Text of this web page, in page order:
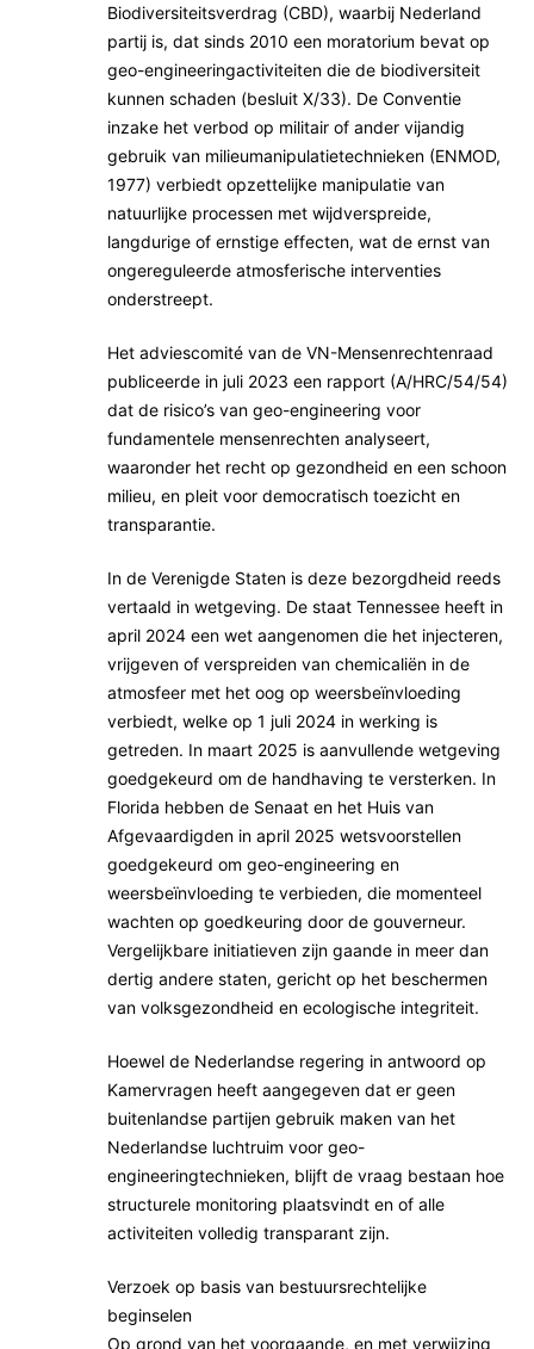
Biodiversiteitsverdrag (CBD), waarbij Nederland
partij is, dat sinds 2010 een moratorium bevat op
geo-engineeringactiviteiten die de biodiversiteit
kunnen schaden (besluit X/33). De Conventie
inzake het verbod op militair of ander vijandig
gebruik van milieumanipulatietechnieken (ENMOD,
1977) verbiedt opzettelijke manipulatie van
natuurlijke processen met wijdverspreide,
langdurige of ernstige effecten, wat de ernst van
ongereguleerde atmosferische interventies
onderstreept.
Het adviescomité van de VN-Mensenrechtenraad
publiceerde in juli 2023 een rapport (A/HRC/54/54)
dat de risico’s van geo-engineering voor
fundamentele mensenrechten analyseert,
waaronder het recht op gezondheid en een schoon
milieu, en pleit voor democratisch toezicht en
transparantie.
In de Verenigde Staten is deze bezorgdheid reeds
vertaald in wetgeving. De staat Tennessee heeft in
april 2024 een wet aangenomen die het injecteren,
vrijgeven of verspreiden van chemicaliën in de
atmosfeer met het oog op weersbeïnvloeding
verbiedt, welke op 1 juli 2024 in werking is
getreden. In maart 2025 is aanvullende wetgeving
goedgekeurd om de handhaving te versterken. In
Florida hebben de Senaat en het Huis van
Afgevaardigden in april 2025 wetsvoorstellen
goedgekeurd om geo-engineering en
weersbeïnvloeding te verbieden, die momenteel
wachten op goedkeuring door de gouverneur.
Vergelijkbare initiatieven zijn gaande in meer dan
dertig andere staten, gericht op het beschermen
van volksgezondheid en ecologische integriteit.
Hoewel de Nederlandse regering in antwoord op
Kamervragen heeft aangegeven dat er geen
buitenlandse partijen gebruik maken van het
Nederlandse luchtruim voor geo-
engineeringtechnieken, blijft de vraag bestaan hoe
structurele monitoring plaatsvindt en of alle
activiteiten volledig transparant zijn.
Verzoek op basis van bestuursrechtelijke
beginselen
Op grond van het voorgaande, en met verwijzing